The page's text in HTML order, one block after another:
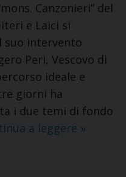
Canzonieri” del
e Laici si
suo intervento
Peri, Vescovo di
ideale e
giorni ha
i due temi di fondo
a leggere »